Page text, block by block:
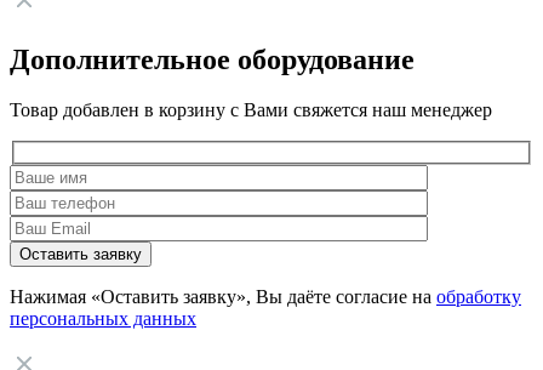
Дополнительное оборудование
Товар добавлен в корзину с Вами свяжется наш менеджер
Нажимая «Оставить заявку», Вы даёте согласие на обработку
персональных данных